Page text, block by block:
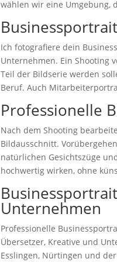
wählen wir eine Umgebung,
Ich fotografiere dein
Unternehmen. Ein Shooting
Teil der Bildserie werden
Beruf. Auch
Professionelle
Nach dem Shooting
Bildausschnitt.
natürlichen Gesichtszüge
hochwertig wirken, ohne
Unternehmen
Professionelle
Übersetzer, Kreative und
Esslingen, Nürtingen und